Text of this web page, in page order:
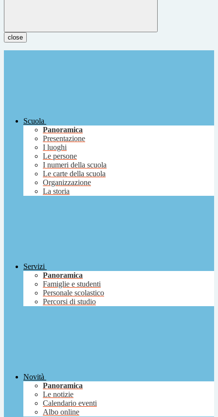
close
Scuola
Panoramica
Presentazione
I luoghi
Le persone
I numeri della scuola
Le carte della scuola
Organizzazione
La storia
Servizi
Panoramica
Famiglie e studenti
Personale scolastico
Percorsi di studio
Novità
Panoramica
Le notizie
Calendario eventi
Albo online